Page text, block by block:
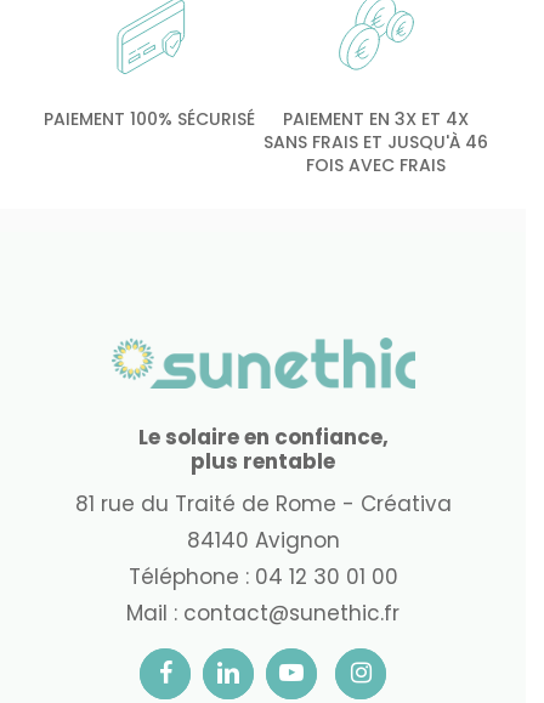
PAIEMENT 100% SÉCURISÉ
PAIEMENT EN 3X ET 4X
SANS FRAIS ET JUSQU'À 46
FOIS AVEC FRAIS
Le solaire en confiance,
plus rentable
81 rue du Traité de Rome - Créativa
84140 Avignon
Téléphone : 04 12 30 01 00
Mail : contact@sunethic.fr